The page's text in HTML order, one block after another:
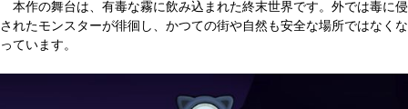
本作の舞台は、有毒な霧に飲み込まれた終末世界です。外では毒に侵
されたモンスターが徘徊し、かつての街や自然も安全な場所ではなくな
っています。